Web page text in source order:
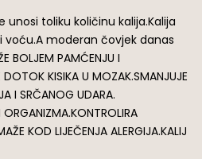
unosi toliku količinu kalija.Kalija
moderan čovjek danas
PAMĆENJU I
KISIKA U MOZAK.SMANJUJE
I SRČANOG UDARA.
KOD LIJEČENJA ALERGIJA.KALIJ